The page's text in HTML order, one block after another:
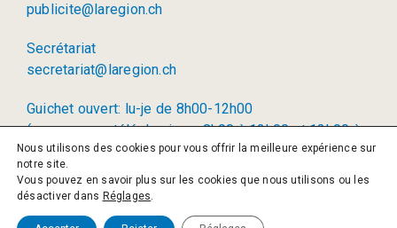
publicite@laregion.ch
Secrétariat
secretariat@laregion.ch
Guichet ouvert: lu-je de 8h00-12h00
(permanence téléphonique: 8h00 à 12h00 et 13h00 à
17h00)
© 2026 La Région SA
Politique de confidentialité
Nous utilisons des cookies pour vous offrir la meilleure expérience sur
notre site.
Vous pouvez en savoir plus sur les cookies que nous utilisons ou les
désactiver dans Réglages.